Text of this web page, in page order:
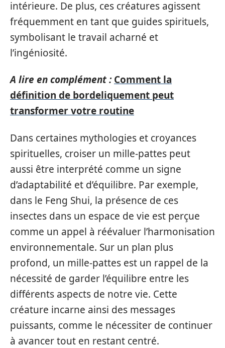
intérieure. De plus, ces créatures agissent
fréquemment en tant que guides spirituels,
symbolisant le travail acharné et
l’ingéniosité.
A lire en complément : Comment la
définition de bordeliquement peut
transformer votre routine
Dans certaines mythologies et croyances
spirituelles, croiser un mille-pattes peut
aussi être interprété comme un signe
d’adaptabilité et d’équilibre. Par exemple,
dans le Feng Shui, la présence de ces
insectes dans un espace de vie est perçue
comme un appel à réévaluer l’harmonisation
environnementale. Sur un plan plus
profond, un mille-pattes est un rappel de la
nécessité de garder l’équilibre entre les
différents aspects de notre vie. Cette
créature incarne ainsi des messages
puissants, comme le nécessiter de continuer
à avancer tout en restant centré.